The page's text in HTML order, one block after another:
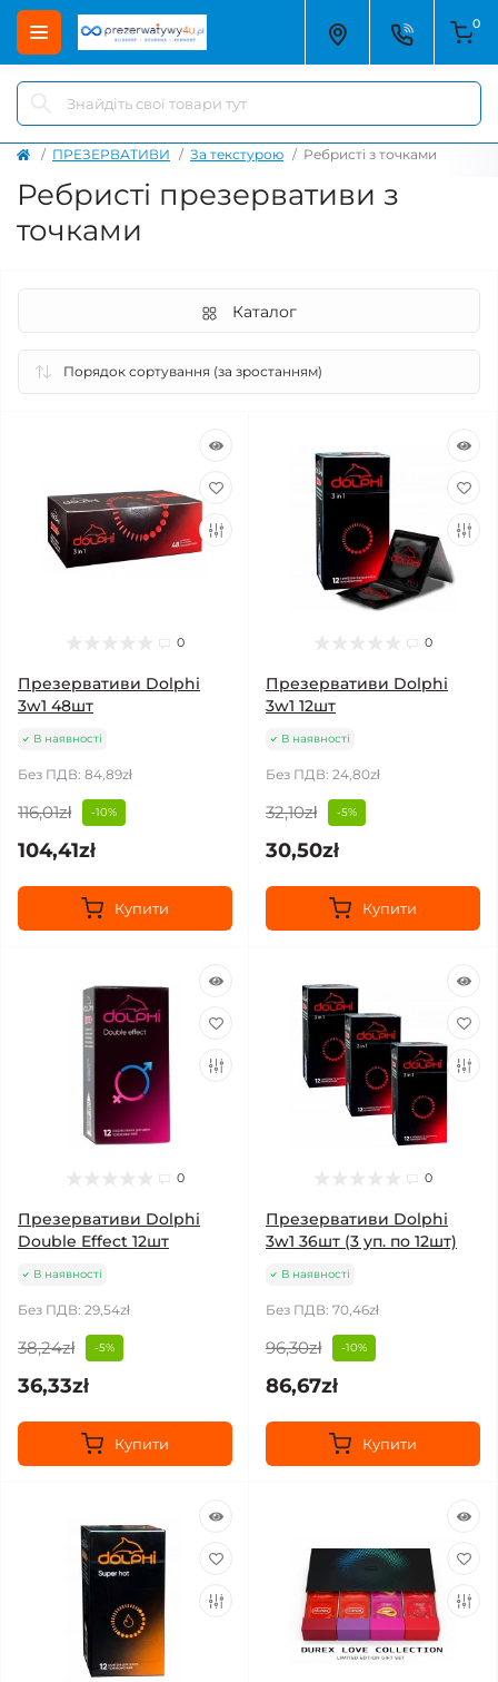
0
ПРЕЗЕРВАТИВИ За текстурою Ребристі з точками
Ребристі презервативи з
точками
Каталог
0
Презервативи Dolphi
3w1 48шт
В наявності
Без ПДВ: 84,89zł
116,01zł -10%
104,41zł
Купити
0
Презервативи Dolphi
3w1 12шт
В наявності
Без ПДВ: 24,80zł
32,10zł -5%
30,50zł
Купити
0
Презервативи Dolphi
Double Effect 12шт
В наявності
Без ПДВ: 29,54zł
38,24zł -5%
36,33zł
Купити
0
Презервативи Dolphi
3w1 36шт (3 уп. по 12шт)
В наявності
Без ПДВ: 70,46zł
96,30zł -10%
86,67zł
Купити